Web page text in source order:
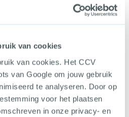
van cookies
van cookies. Het CCV
van Google om jouw gebruik
te analyseren. Door op
voor het plaatsen
in onze privacy- en
ons ertegen, dan maken
dan maken cybercriminelen
geldbedrag verbonden
van Jan Ketelaar. Dit
van het project.